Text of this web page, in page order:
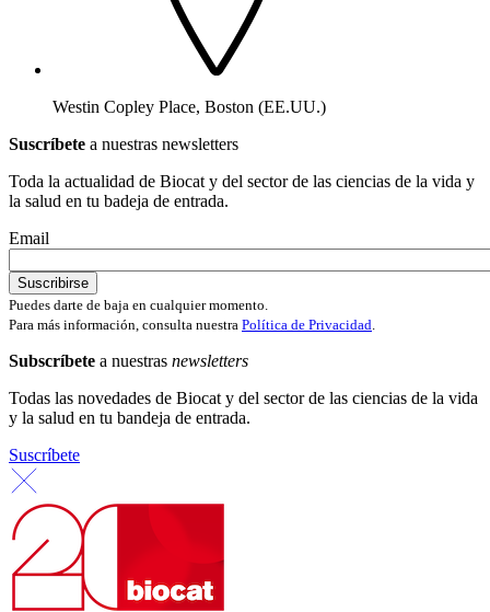
Westin Copley Place, Boston (EE.UU.)
Suscríbete a nuestras newsletters
Toda la actualidad de Biocat y del sector de las ciencias de la vida y
la salud en tu badeja de entrada.
Email
Puedes darte de baja en cualquier momento.
Para más información, consulta nuestra Política de Privacidad
Subscríbete a nuestras newsletters
Todas las novedades de Biocat y del sector de las ciencias de la vida
y la salud en tu bandeja de entrada.
Suscríbete